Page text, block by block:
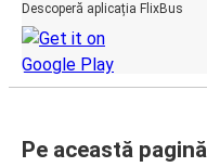
Descoperă aplicația FlixBus
Pe această pagină